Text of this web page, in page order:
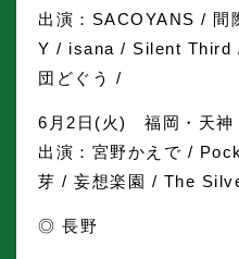
出演：SACOYANS /
Y / isana / Silent Third
団どぐう /
6月2日(火) 福岡・天
出演：宮野かえで /
芽 / 妄想楽園 / The
◎ 長野